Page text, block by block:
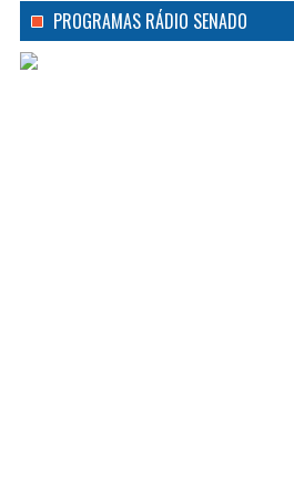
PROGRAMAS RÁDIO SENADO